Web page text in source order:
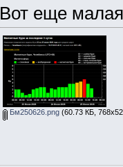
Вот еще
Бм250626.png(60.73 КБ,